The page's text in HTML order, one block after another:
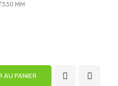
330 MM
AU PANIER